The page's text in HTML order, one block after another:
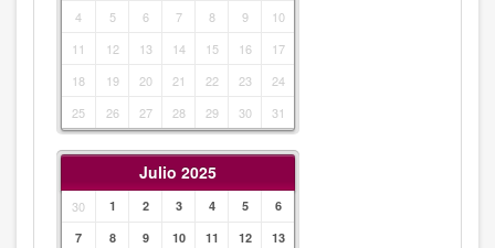
4
5 6 7 8 9
10
11
12 13 14 15 16
17
18
19 20 21 22 23
24
25
26 27 28 29 30 31
Julio 2025
30 1 2 3 4 5
6
7
8 9 10 11 12
13